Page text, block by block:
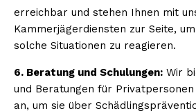
erreichbar und stehen Ihnen mit
Kammerjägerdiensten zur Seite,
solche Situationen zu reagieren.
6. Beratung und Schulungen: Wir
und Beratungen für
an, um sie über